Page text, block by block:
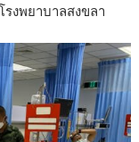
งพยาบาลสงขลา